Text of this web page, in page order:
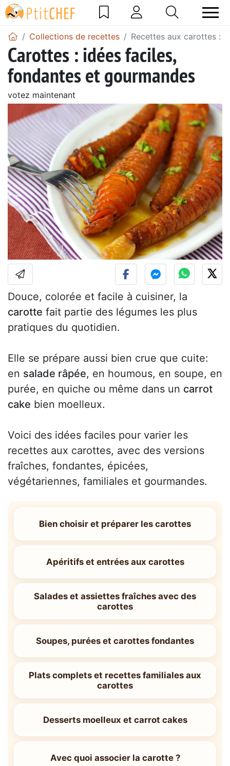
Collections de recettes Recettes aux carottes :
Carottes : idées faciles,
fondantes et gourmandes
votez maintenant
Douce, colorée et facile à cuisiner, la
carotte fait partie des légumes les plus
pratiques du quotidien.
Elle se prépare aussi bien crue que cuite:
en salade râpée, en houmous, en soupe, en
purée, en quiche ou même dans un carrot
cake bien moelleux.
Voici des idées faciles pour varier les
recettes aux carottes, avec des versions
fraîches, fondantes, épicées,
végétariennes, familiales et gourmandes.
Bien choisir et préparer les carottes
Apéritifs et entrées aux carottes
Salades et assiettes fraîches avec des
carottes
Soupes, purées et carottes fondantes
Plats complets et recettes familiales aux
carottes
Desserts moelleux et carrot cakes
Avec quoi associer la carotte ?